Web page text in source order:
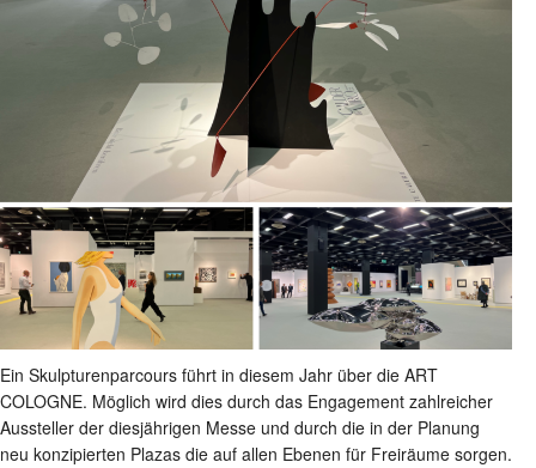
Ein Skulpturenparcours führt in diesem Jahr über die ART
COLOGNE. Möglich wird dies durch das Engagement zahlreicher
Aussteller der diesjährigen Messe und durch die in der Planung
neu konzipierten Plazas die auf allen Ebenen für Freiräume sorgen.